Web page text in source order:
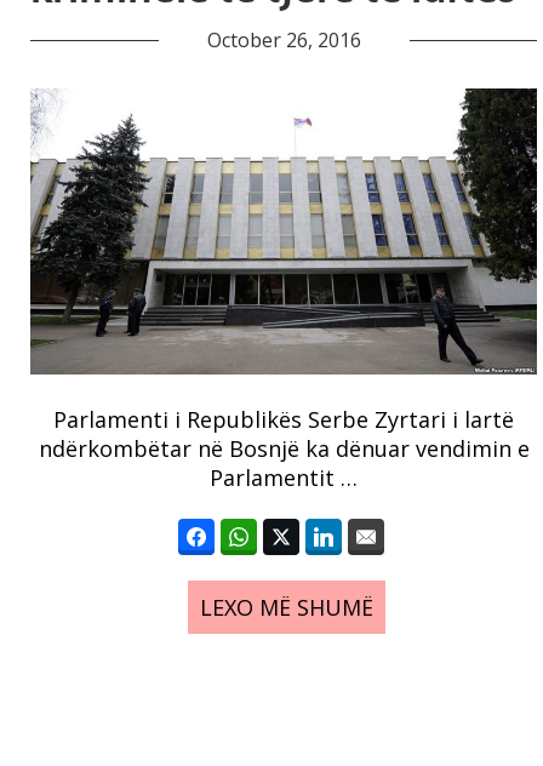
October 26, 2016
Parlamenti i Republikës Serbe Zyrtari i lartë
ndërkombëtar në Bosnjë ka dënuar vendimin e
Parlamentit …
LEXO MË SHUMË